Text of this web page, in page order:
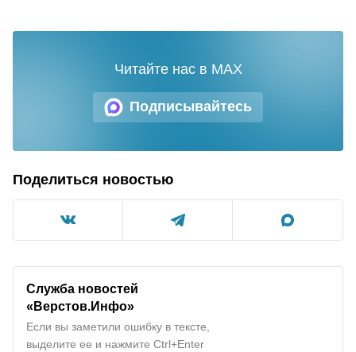
Подписывайтесь
Читайте нас в MAX
Поделиться новостью
Служба новостей
«Верстов.Инфо»
Если вы заметили ошибку в тексте,
выделите ее и нажмите Ctrl+Enter